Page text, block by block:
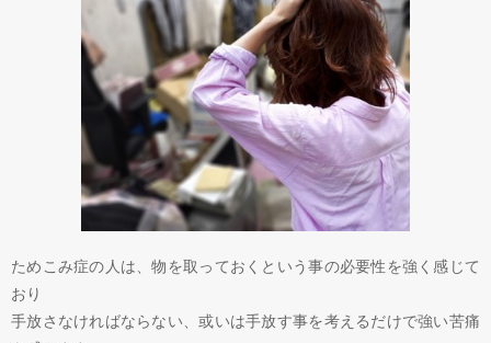
ためこみ症の人は、物を取っておくという事の必要性を強く感じて
おり
手放さなければならない、或いは手放す事を考えるだけで強い苦痛